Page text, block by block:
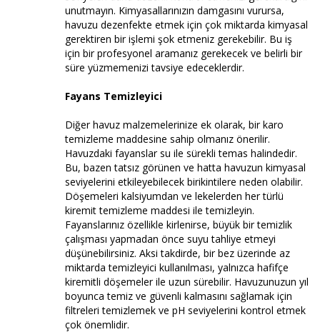
unutmayın. Kimyasallarınızın damgasını vurursa,
havuzu dezenfekte etmek için çok miktarda kimyasal
gerektiren bir işlemi şok etmeniz gerekebilir. Bu iş
için bir profesyonel aramanız gerekecek ve belirli bir
süre yüzmemenizi tavsiye edeceklerdir.
Fayans Temizleyici
Diğer havuz malzemelerinize ek olarak, bir karo
temizleme maddesine sahip olmanız önerilir.
Havuzdaki fayanslar su ile sürekli temas halindedir.
Bu, bazen tatsız görünen ve hatta havuzun kimyasal
seviyelerini etkileyebilecek birikintilere neden olabilir.
Döşemeleri kalsiyumdan ve lekelerden her türlü
kiremit temizleme maddesi ile temizleyin.
Fayanslarınız özellikle kirlenirse, büyük bir temizlik
çalışması yapmadan önce suyu tahliye etmeyi
düşünebilirsiniz. Aksi takdirde, bir bez üzerinde az
miktarda temizleyici kullanılması, yalnızca hafifçe
kiremitli döşemeler ile uzun sürebilir. Havuzunuzun yıl
boyunca temiz ve güvenli kalmasını sağlamak için
filtreleri temizlemek ve pH seviyelerini kontrol etmek
çok önemlidir.